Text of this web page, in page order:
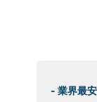
- 業界最